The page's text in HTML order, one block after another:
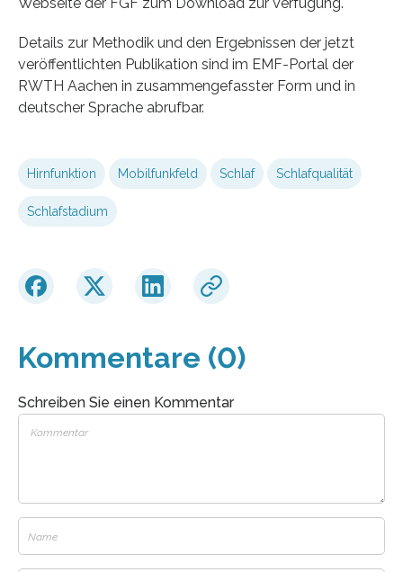
Details zur Methodik und den Ergebnissen der jetzt
veröffentlichten Publikation sind im EMF-Portal der
RWTH Aachen in zusammengefasster Form und in
deutscher Sprache abrufbar.
Hirnfunktion Mobilfunkfeld Schlaf Schlafqualität
Schlafstadium
Kommentare (0)
Schreiben Sie einen Kommentar